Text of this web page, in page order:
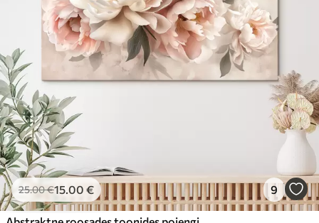
25.00€15.00 € 9